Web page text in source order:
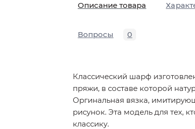
Описание товара
Вопросы 0
Классический шарф
пряжи, в составе которой
Оргинальная вязка,
рисунок. Эта модель для тех,
классику.